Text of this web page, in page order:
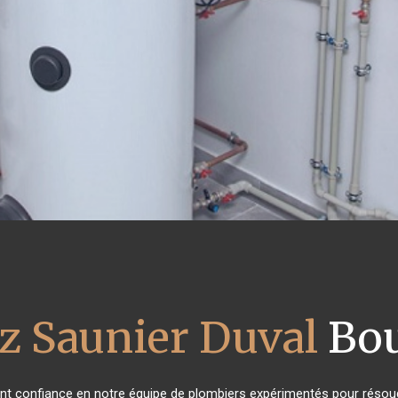
Saunier Duval
confiance en notre équipe de plombiers expérimentés pour